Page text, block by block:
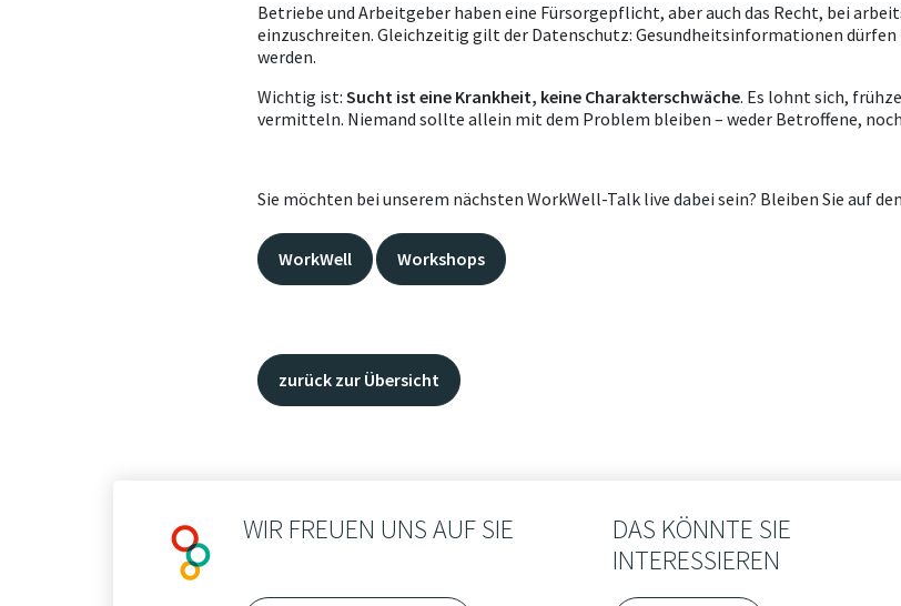
Betriebe und Arbeitgeber haben eine Fürsorgepflicht, aber auch das Recht, bei
einzuschreiten. Gleichzeitig gilt der Datenschutz: Gesundheitsinformationen
werden.
Wichtig ist: Sucht ist eine Krankheit, keine Charakterschwäche. Es lohnt sich,
vermitteln. Niemand sollte allein mit dem Problem bleiben – weder Betroffene,
Sie möchten bei unserem nächsten WorkWell-Talk live dabei sein? Bleiben Sie auf
WorkWell Workshops
zurück zur Übersicht
WIR FREUEN UNS AUF SIE
DAS KÖNNTE SIE
INTERESSIEREN